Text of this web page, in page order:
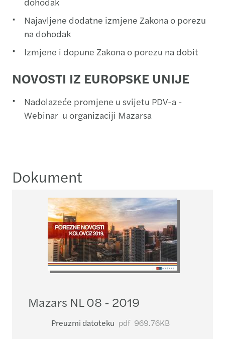
Najavljene dodatne izmjene Zakona o porezu
na dohodak
Izmjene i dopune Zakona o porezu na dobit
NOVOSTI IZ EUROPSKE UNIJE
Nadolazeće promjene u svijetu PDV-a -
Webinar u organizaciji Mazarsa
Dokument
Mazars NL 08 - 2019
Preuzmi datoteku pdf 969.76KB